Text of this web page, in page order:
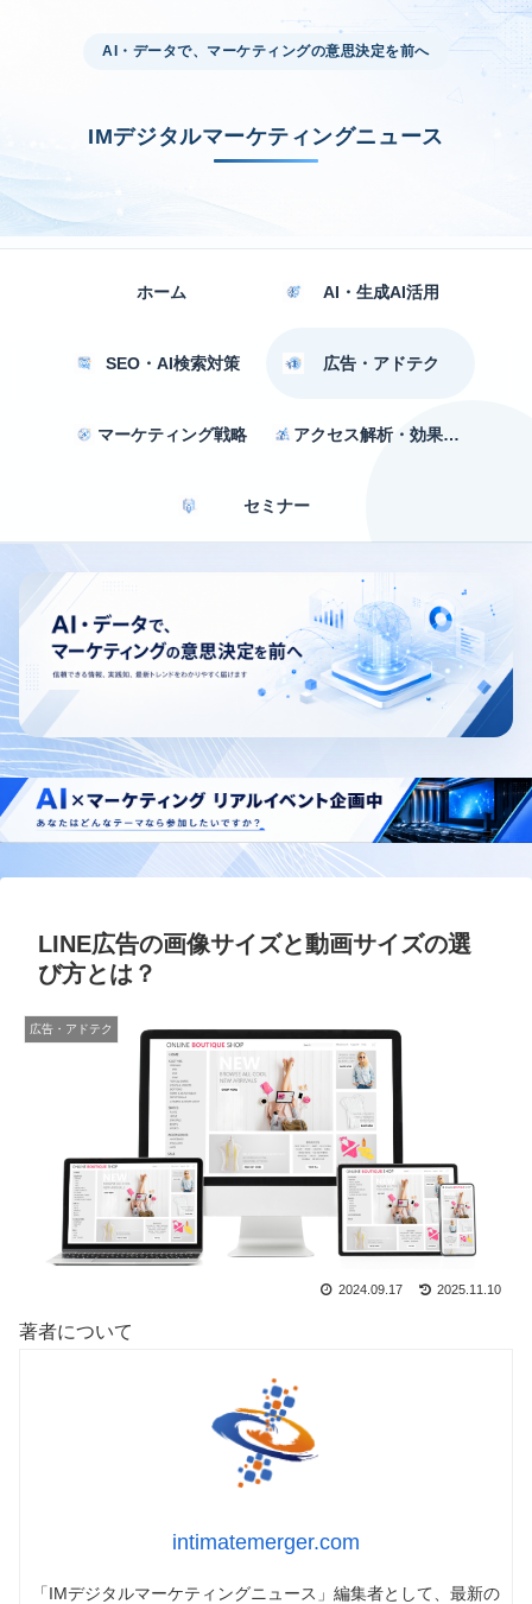
AI・データで、マーケティングの意思決定を前へ
IMデジタルマーケティングニュース
ホーム AI・生成AI活用
SEO・AI検索対策 広告・アドテク
マーケティング戦略 アクセス解析・効果測定
セミナー
LINE広告の画像サイズと動画サイズの選
び方とは？
広告・アドテク
2024.09.17 2025.11.10
著者について
intimatemerger.com
「IMデジタルマーケティングニュース」編集者として、最新の